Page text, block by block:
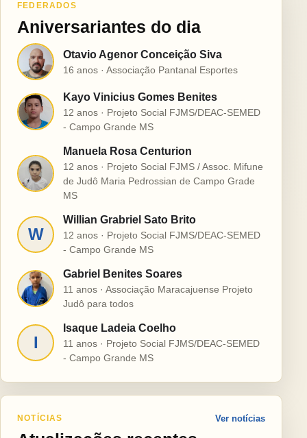
FEDERADOS
Aniversariantes do dia
O Otavio Agenor Conceição Siva
16 anos · Associação Pantanal Esportes
K
Kayo Vinicius Gomes Benites
12 anos · Projeto Social FJMS/DEAC-SEMED
- Campo Grande MS
M
Manuela Rosa Centurion
12 anos · Projeto Social FJMS / Assoc. Mifune
de Judô Maria Pedrossian de Campo Grade
MS
W
Willian Grabriel Sato Brito
12 anos · Projeto Social FJMS/DEAC-SEMED
- Campo Grande MS
G
Gabriel Benites Soares
11 anos · Associação Maracajuense Projeto
Judô para todos
I
Isaque Ladeia Coelho
11 anos · Projeto Social FJMS/DEAC-SEMED
- Campo Grande MS
NOTÍCIAS Ver notícias